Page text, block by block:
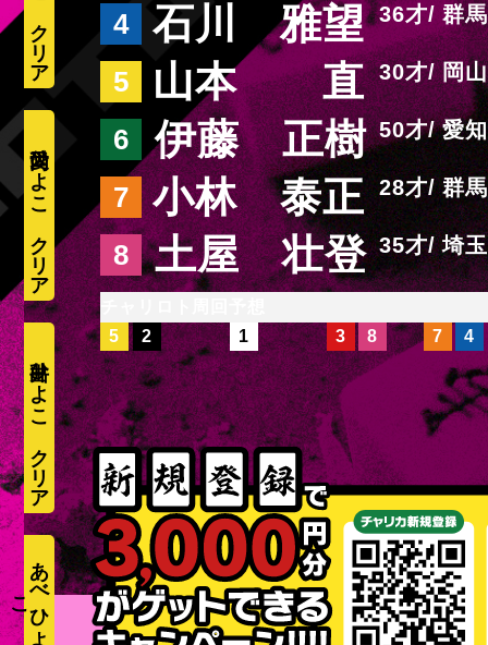
4 石川 雅望 36 群馬
5 山本 直 30 岡山
6 伊藤 正樹 50 愛知
7 小林 泰正 28 群馬
8 土屋 壮登 35 埼玉
5
2 1 3 8 7 4
愛内ひよこ
井出ひよこ
あ
べ
ひ
よ
こ aiuchisuzuki